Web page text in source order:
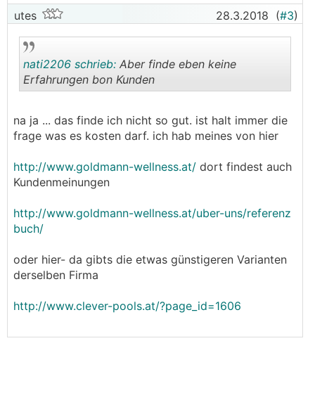
utes 28.3.2018 (#3)
..
nati2206 schrieb: Aber finde eben keine
Erfahrungen bon Kunden
na ja ... das finde ich nicht so gut. ist halt immer die
frage was es kosten darf. ich hab meines von hier
http://www.goldmann-wellness.at/ dort findest auch
Kundenmeinungen
http://www.goldmann-wellness.at/uber-uns/referenz
buch/
oder hier- da gibts die etwas günstigeren Varianten
derselben Firma
http://www.clever-pools.at/?page_id=1606